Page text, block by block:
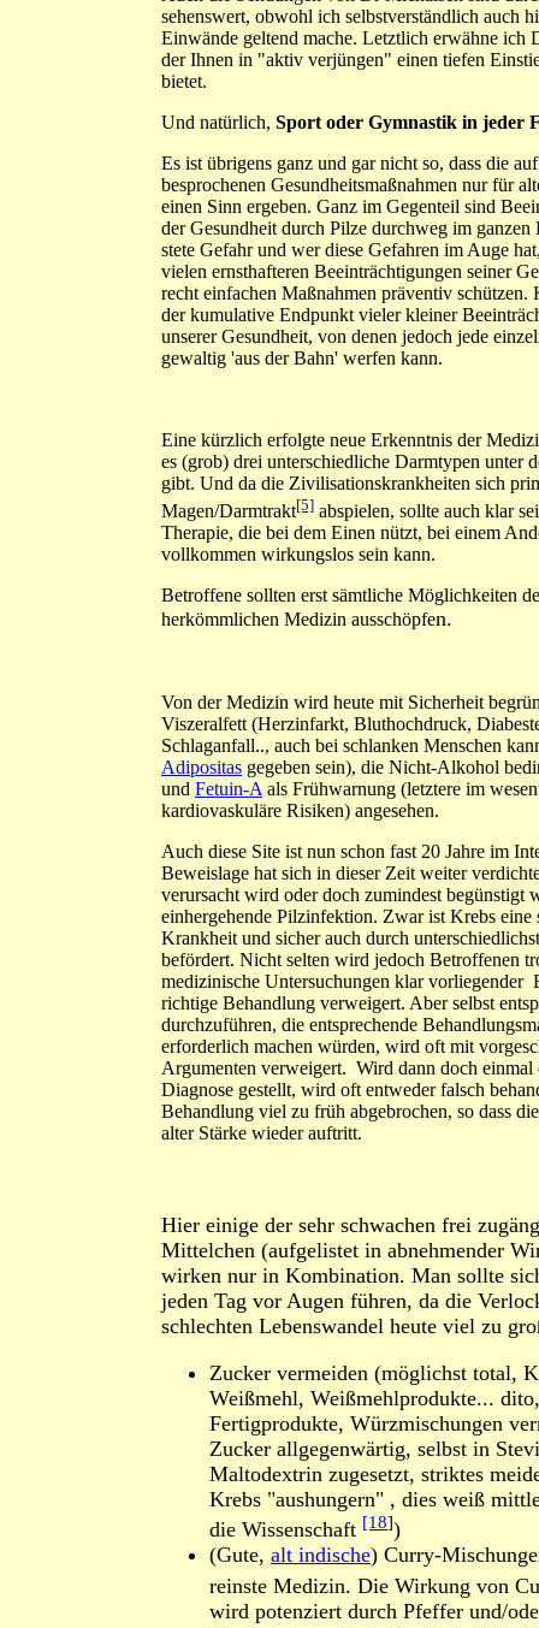
sehenswert, obwohl ich selbstverständlich auch
Einwände geltend mache. Letztlich erwähne ich
der Ihnen in "aktiv verjüngen" einen tiefen
bietet.
Und natürlich, Sport oder Gymnastik in jeder
Es ist übrigens ganz und gar nicht so, dass die
besprochenen Gesundheitsmaßnahmen nur für
einen Sinn ergeben. Ganz im Gegenteil sind
der Gesundheit durch Pilze durchweg im ganzen
stete Gefahr und wer diese Gefahren im Auge
vielen ernsthafteren Beeinträchtigungen seiner
recht einfachen Maßnahmen präventiv schützen.
der kumulative Endpunkt vieler kleiner
unserer Gesundheit, von denen jedoch jede
gewaltig 'aus der Bahn' werfen kann.
Eine kürzlich erfolgte neue Erkenntnis der
es (grob) drei unterschiedliche Darmtypen unter
gibt. Und da die Zivilisationskrankheiten sich
Magen/Darmtrakt[5] abspielen, sollte auch klar
Therapie, die bei dem Einen nützt, bei einem
vollkommen wirkungslos sein kann.
Betroffene sollten erst sämtliche Möglichkeiten
herkömmlichen Medizin ausschöpfen.
Von der Medizin wird heute mit Sicherheit
Viszeralfett (Herzinfarkt, Bluthochdruck,
Schlaganfall.., auch bei schlanken Menschen
Adipositas gegeben sein), die Nicht-Alkohol
und Fetuin-A als Frühwarnung (letztere im
kardiovaskuläre Risiken) angesehen.
Auch diese Site ist nun schon fast 20 Jahre im
Beweislage hat sich in dieser Zeit weiter
verursacht wird oder doch zumindest begünstigt
einhergehende Pilzinfektion. Zwar ist Krebs eine
Krankheit und sicher auch durch
befördert. Nicht selten wird jedoch Betroffenen
medizinische Untersuchungen klar vorliegender
richtige Behandlung verweigert. Aber selbst
durchzuführen, die entsprechende
erforderlich machen würden, wird oft mit
Argumenten verweigert. Wird dann doch einmal
Diagnose gestellt, wird oft entweder falsch
Behandlung viel zu früh abgebrochen, so dass
alter Stärke wieder auftritt.
Hier einige der sehr schwachen frei
Mittelchen (aufgelistet in abnehmender
wirken nur in Kombination. Man sollte
jeden Tag vor Augen führen, da die
schlechten Lebenswandel heute viel zu
Zucker vermeiden (möglichst total,
Weißmehl, Weißmehlprodukte...
Fertigprodukte, Würzmischungen
Zucker allgegenwärtig, selbst in
Maltodextrin zugesetzt, striktes
Krebs "aushungern" , dies weiß
die Wissenschaft [18])
(Gute, alt indische) Curry-
reinste Medizin. Die Wirkung von
wird potenziert durch Pfeffer und/